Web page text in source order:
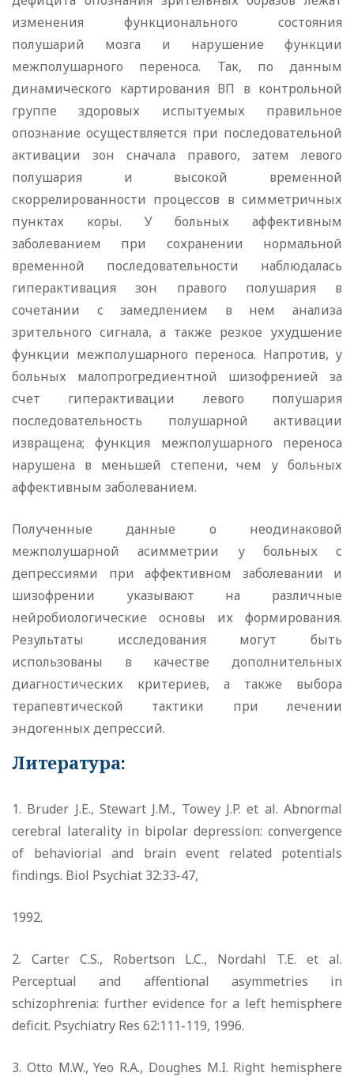
изменения функционального состояния
полушарий мозга и нарушение функции
межполушарного переноса. Так, по данным
динамического картирования ВП в контрольной
группе здоровых испытуемых правильное
опознание осуществляется при последовательной
активации зон сначала правого, затем левого
полушария и высокой временной
скоррелированности процессов в симметричных
пунктах коры. У больных аффективным
заболеванием при сохранении нормальной
временной последовательности наблюдалась
гиперактивация зон правого полушария в
сочетании с замедлением в нем анализа
зрительного сигнала, а также резкое ухудшение
функции межполушарного переноса. Напротив, у
больных малопрогредиентной шизофренией за
счет гиперактивации левого полушария
последовательность полушарной активации
извращена; функция межполушарного переноса
нарушена в меньшей степени, чем у больных
аффективным заболеванием.
Полученные данные о неодинаковой
межполушарной асимметрии у больных с
депрессиями при аффективном заболевании и
шизофрении указывают на различные
нейробиологические основы их формирования.
Результаты исследования могут быть
использованы в качестве дополнительных
диагностических критериев, а также выбора
терапевтической тактики при лечении
эндогенных депрессий.
Литература:
1. Bruder J.E., Stewart J.M., Towey J.P. et al. Abnormal
cerebral laterality in bipolar depression: convergence
of behaviorial and brain event related potentials
findings. Biol Psychiat 32:33-47,
1992.
2. Carter C.S., Robertson L.C., Nordahl T.E. et al.
Perceptual and affentional asymmetries in
schizophrenia: further evidence for a left hemisphere
deficit. Psychiatry Res 62:111-119, 1996.
3. Otto M.W., Yeo R.A., Doughes M.I. Right hemisphere